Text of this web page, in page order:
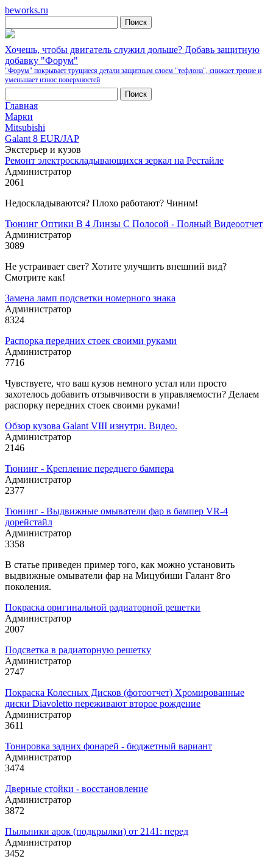
beworks.ru
Хочешь, чтобы двигатель служил дольше? Добавь защитную
добавку "Форум"
"Форум" покрывает трущиеся детали защитным слоем "тефлона", снижает трение и
уменьшает износ поверхностей
Главная
Марки
Mitsubishi
Galant 8 EUR/JAP
Экстерьер и кузов
Ремонт электроскладывающихся зеркал на Рестайле
Администратор
2061
Недоскладываются? Плохо работают? Чиним!
Тюнинг Оптики В 4 Линзы С Полосой - Полный Видеоотчет
Администратор
3089
Не устраивает свет? Хотите улучшить внешний вид?
Смотрите как!
Замена ламп подсветки номерного знака
Администратор
8324
Распорка передних стоек своими руками
Администратор
7716
Чувствуете, что ваш кузов немного устал или просто
захотелось добавить отзывчивости в управляемости? Делаем
распорку передних стоек своими руками!
Обзор кузова Galant VIII изнутри. Видео.
Администратор
2146
Тюнинг - Крепление переднего бампера
Администратор
2377
Тюнинг - Выдвижные омыватели фар в бампер VR-4
дорейстайл
Администратор
3358
В статье приведен пример того, как можно установить
выдвижные омыватели фар на Мицубиши Галант 8го
поколения.
Покраска оригинальной радиаторной решетки
Администратор
2007
Подсветка в радиаторную решетку
Администратор
2747
Покраска Колесных Дисков (фотоотчет) Хромированные
диски Diavoletto переживают второе рождение
Администратор
3611
Тонировка задних фонарей - бюджетный вариант
Администратор
3474
Дверные стойки - восстановление
Администратор
3872
Пыльники арок (подкрылки) от 2141: перед
Администратор
3452